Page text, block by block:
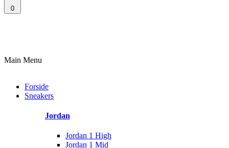
0
Main Menu
Forside
Sneakers
Jordan
Jordan 1 High
Jordan 1 Mid